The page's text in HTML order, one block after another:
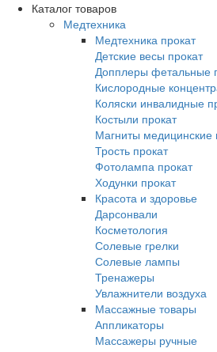
Каталог товаров
Медтехника
Медтехника прокат
Детские весы прокат
Допплеры фетальные
Кислородные
Коляски инвалидные
Костыли прокат
Магниты медицинские
Трость прокат
Фотолампа прокат
Ходунки прокат
Красота и здоровье
Дарсонвали
Косметология
Солевые грелки
Солевые лампы
Тренажеры
Увлажнители воздуха
Массажные товары
Аппликаторы
Массажеры ручные